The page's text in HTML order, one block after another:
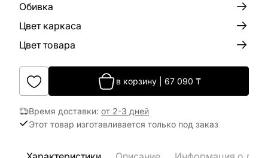
Обивка
Цвет каркаса
Цвет товара
в корзину| 67 090 ₸
Время доставки: от 2-3 дней
Этот товар изготавливается только под заказ